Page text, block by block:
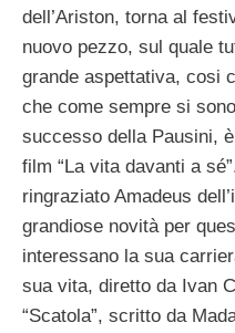
dell’Ariston, torna al
nuovo pezzo, sul quale
grande aspettativa, cosi
che come sempre si
successo della Pausini,
film “La vita davanti a
ringraziato Amadeus
grandiose novità per
interessano la sua
sua vita, diretto da Ivan
“Scatola”, scritto da